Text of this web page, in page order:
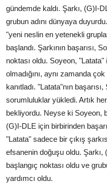
gündemde kaldı. Şarkı, (G)I-
grubun adını dünyaya
"yeni neslin en yetenekli
başlandı. Şarkının başarısı,
noktası oldu. Soyeon,
olmadığını, aynı zamanda
kanıtladı. "Latata"nın
sorumluluklar yükledi. Artık
bekliyordu. Neyse ki Soyeon,
(G)I-DLE için birbirinden
"Latata" sadece bir çıkış
efsanenin doğuşu oldu. Şarkı,
başlangıç noktası oldu ve
yardımcı oldu.